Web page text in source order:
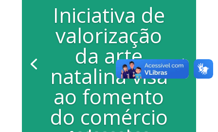
Iniciativa de
valorização
da arte
natalina visa
ao fomento
do comércio